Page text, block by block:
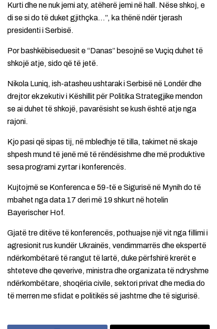
Kurti dhe ne nuk jemi aty, atëherë jemi në hall. Nëse shkoj, e
di se si do të duket gjithçka…”, ka thënë ndër tjerash
presidenti i Serbisë.
Por bashkëbiseduesit e “Danas” besojnë se Vuçiq duhet të
shkojë atje, sido që të jetë.
Nikola Luniq, ish-atasheu ushtarak i Serbisë në Londër dhe
drejtor ekzekutiv i Këshillit për Politika Strategjike mendon
se ai duhet të shkojë, pavarësisht se kush është atje nga
rajoni.
Kjo pasi që sipas tij, në mbledhje të tilla, takimet në skaje
shpesh mund të jenë më të rëndësishme dhe më produktive
sesa programi zyrtar i konferencës.
Kujtojmë se Konferenca e 59-të e Sigurisë në Mynih do të
mbahet nga data 17 deri më 19 shkurt në hotelin
Bayerischer Hof.
Gjatë tre ditëve të konferencës, pothuajse një vit nga fillimi i
agresionit rus kundër Ukrainës, vendimmarrës dhe ekspertë
ndërkombëtarë të rangut të lartë, duke përfshirë krerët e
shteteve dhe qeverive, ministra dhe organizata të ndryshme
ndërkombëtare, shoqëria civile, sektori privat dhe media do
të merren me sfidat e politikës së jashtme dhe të sigurisë.